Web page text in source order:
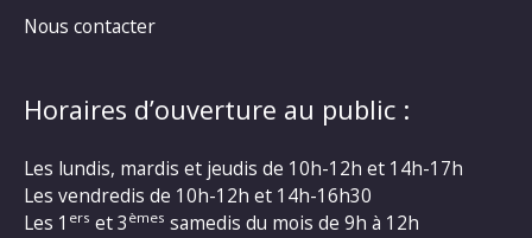
Nous contacter
Horaires d’ouverture au public :
Les lundis, mardis et jeudis de 10h-12h et 14h-17h
Les vendredis de 10h-12h et 14h-16h30
Les 1 ers et 3 èmes samedis du mois de 9h à 12h